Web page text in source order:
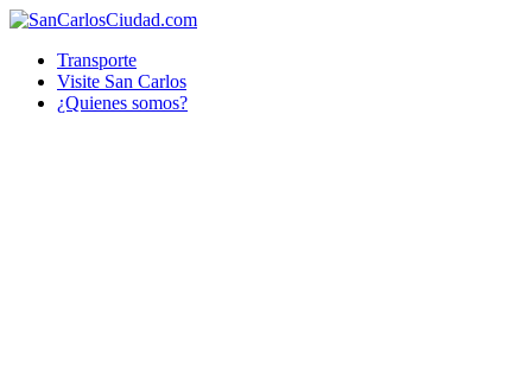
Transporte
Visite San Carlos
¿Quienes somos?